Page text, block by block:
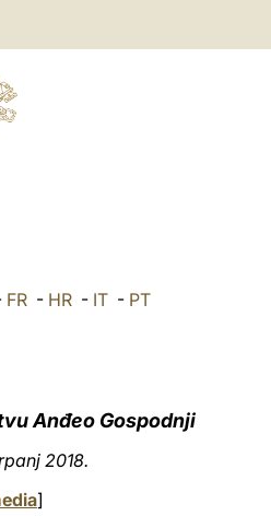
FR- HR- IT- PT
Anđeo Gospodnji
2018.
]